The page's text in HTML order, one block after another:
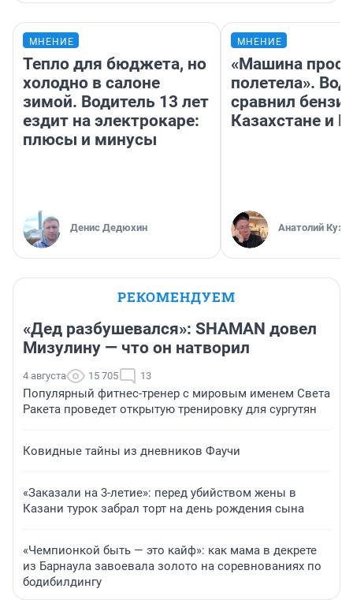
МНЕНИЕ
Тепло для бюджета, но
холодно в салоне
зимой. Водитель 13 лет
ездит на электрокаре:
плюсы и минусы
Денис Дедюхин
МНЕНИЕ
«Машина
полетела».
сравнил
Казахстане и
Анатолий
РЕКОМЕНДУЕМ
«Дед разбушевался»: SHAMAN довел
Мизулину — что он натворил
4 августа 15 705 13
Популярный фитнес-тренер с мировым именем Света
Ракета проведет открытую тренировку для сургутян
Ковидные тайны из дневников Фаучи
«Заказали на 3-летие»: перед убийством жены в
Казани турок забрал торт на день рождения сына
«Чемпионкой быть — это кайф»: как мама в декрете
из Барнаула завоевала золото на соревнованиях по
бодибилдингу